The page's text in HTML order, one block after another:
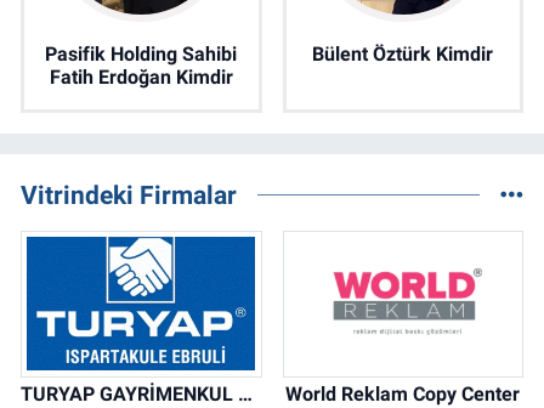
Pasifik Holding Sahibi
Fatih Erdoğan Kimdir
Bülent Öztürk Kimdir
Vitrindeki Firmalar
TURYAP GAYRİMENKUL DANIŞMANLIK HİZMETLERİ World Reklam Copy Center